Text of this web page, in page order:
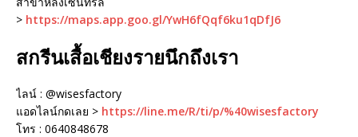
> https://maps.app.goo.gl/YwH6fQqf6ku1qDfJ6
สกรีนเสื้อเชียงรายนึกถึงเรา
ไลน์ : @wisesfactory
แอดไลน์กดเลย > https://line.me/R/ti/p/%40wisesfactory
โทร : 0640848678